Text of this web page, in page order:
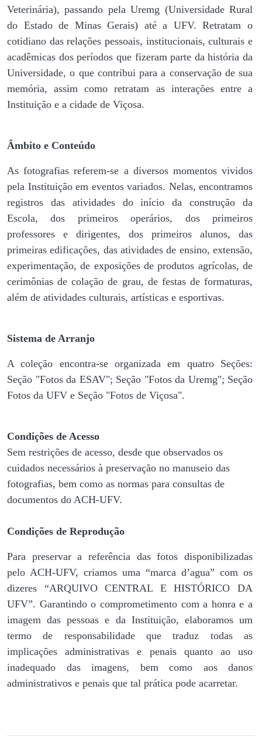
Veterinária), passando pela Uremg (Universidade Rural
do Estado de Minas Gerais) até a UFV. Retratam o
cotidiano das relações pessoais, institucionais, culturais e
acadêmicas dos períodos que fizeram parte da história da
Universidade, o que contribui para a conservação de sua
memória, assim como retratam as interações entre a
Instituição e a cidade de Viçosa.
Âmbito e Conteúdo
As fotografias referem-se a diversos momentos vividos
pela Instituição em eventos variados. Nelas, encontramos
registros das atividades do início da construção da
Escola, dos primeiros operários, dos primeiros
professores e dirigentes, ​dos primeiros alunos, das
primeiras edificações, das atividades de ensino, extensão,
experimentação, de exposições de produtos agrícolas, de
cerimônias de colação de grau, de festas de formaturas,
além de atividades culturais, artísticas e esportivas.
Sistema de Arranjo
A coleção encontra-se organizada em quatro Seções:
Seção "Fotos da ESAV"; Seção "Fotos da Uremg"; Seção
Fotos da UFV e Seção "Fotos de Viçosa".
Condições de Acesso
Sem restrições de acesso, desde que observados os
cuidados necessários à preservação no manuseio das
fotografias, bem como as normas para consultas de
documentos do ACH-UFV.
Condições de Reprodução
Para preservar a referência das fotos disponibilizadas
pelo ACH-UFV, criamos uma “marca d’agua” com os
dizeres “ARQUIVO CENTRAL E HISTÓRICO DA
UFV”. Garantindo o comprometimento com a honra e a
imagem das pessoas e da Instituição, elaboramos um
termo de responsabilidade que traduz todas as
implicações administrativas e penais quanto ao uso
inadequado das imagens, bem como aos danos
administrativos e penais que tal prática pode acarretar.